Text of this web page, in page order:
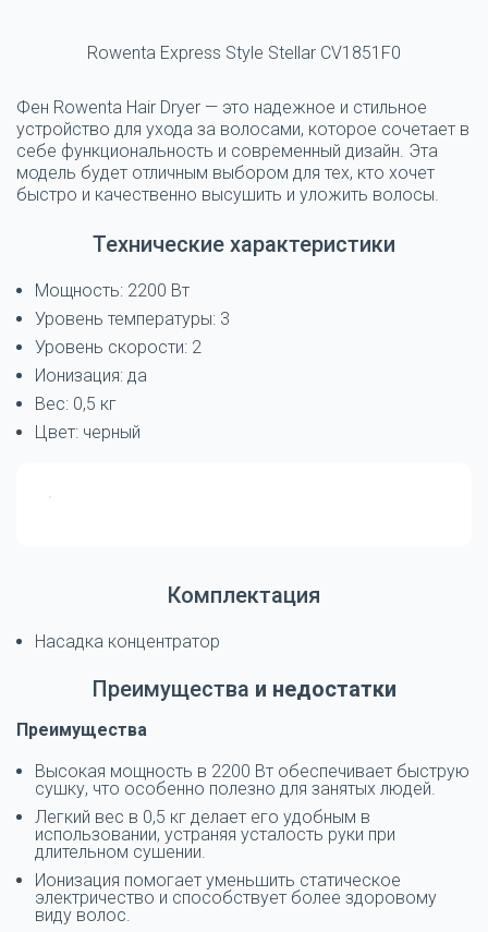
Rowenta Express Style Stellar CV1851F0
Фен Rowenta Hair Dryer — это надежное и стильное
устройство для ухода за волосами, которое сочетает в
себе функциональность и современный дизайн. Эта
модель будет отличным выбором для тех, кто хочет
быстро и качественно высушить и уложить волосы.
Технические характеристики
Мощность: 2200 Вт
Уровень температуры: 3
Уровень скорости: 2
Ионизация: да
Вес: 0,5 кг
Цвет: черный
Комплектация
Насадка концентратор
Преимущества и недостатки
Преимущества
Высокая мощность в 2200 Вт обеспечивает быструю
сушку, что особенно полезно для занятых людей.
Легкий вес в 0,5 кг делает его удобным в
использовании, устраняя усталость руки при
длительном сушении.
Ионизация помогает уменьшить статическое
электричество и способствует более здоровому
виду волос.